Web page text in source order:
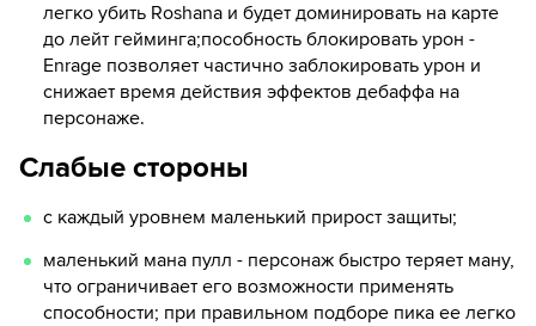
легко убить Roshana и будет доминировать на карте
до лейт гейминга;пособность блокировать урон -
Enrage позволяет частично заблокировать урон и
снижает время действия эффектов дебаффа на
персонаже.
Слабые стороны
с каждый уровнем маленький прирост защиты;
маленький мана пулл - персонаж быстро теряет ману,
что ограничивает его возможности применять
способности; при правильном подборе пика ее легко